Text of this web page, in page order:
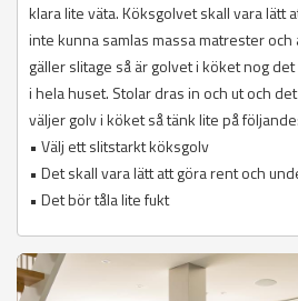
klara lite väta. Köksgolvet skall vara lätt
inte kunna samlas massa matrester
gäller slitage så är golvet i köket nog
i hela huset. Stolar dras in och ut och
väljer golv i köket så tänk lite på följande:
• Välj ett slitstarkt köksgolv
• Det skall vara lätt att göra rent och
• Det bör tåla lite fukt